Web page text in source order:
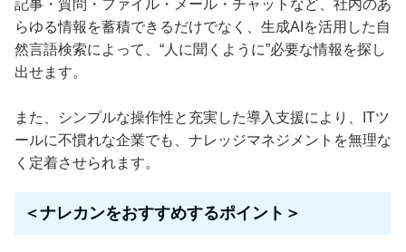
記事・質問・ファイル・メール・チャットなど、社内のあ
らゆる情報を蓄積できるだけでなく、生成AIを活用した自
然言語検索によって、“人に聞くように”必要な情報を探し
出せます。
また、シンプルな操作性と充実した導入支援により、ITツ
ールに不慣れな企業でも、ナレッジマネジメントを無理な
く定着させられます。
＜ナレカンをおすすめするポイント＞